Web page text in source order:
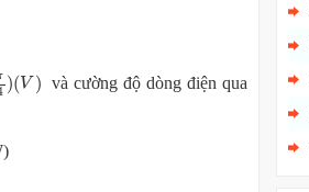
)(V ) và cường độ dòng điện qua